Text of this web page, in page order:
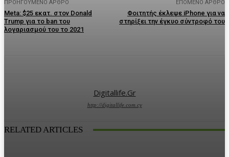
ΠΡΟΗΓΟΎΜΕΝΟ ΆΡΘΡΟ
Meta: $25 εκατ. στον Donald
Trump για το ban του
λογαριασμού του το 2021
ΕΠΌΜΕΝΟ ΆΡΘΡΟ
Φοιτητής έκλεψε iPhone για να
στηρίξει την έγκυο σύντροφό του
Digitallife.gr
http://digitallife.com.cy
RELATED ARTICLES